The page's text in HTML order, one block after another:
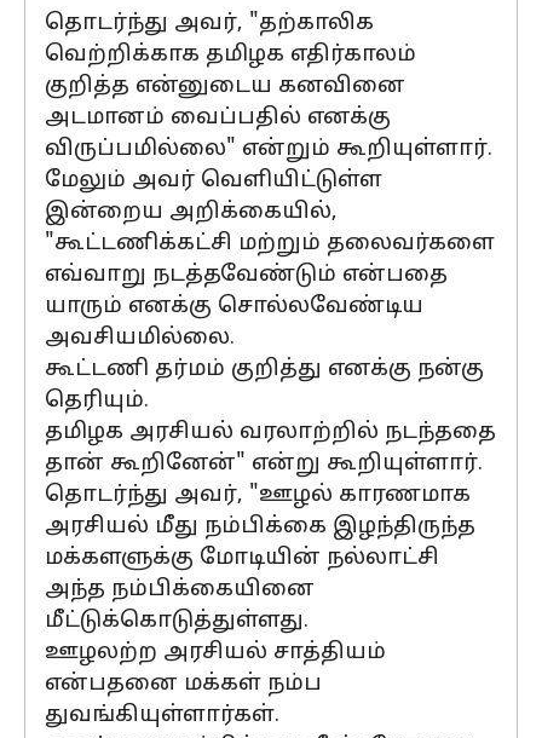
தொடர்ந்து அவர், "தற்காலிக
வெற்றிக்காக தமிழக எதிர்காலம்
குறித்த என்னுடைய கனவினை
அடமானம் வைப்பதில் எனக்கு
விருப்பமில்லை" என்றும் கூறியுள்ளார்.
மேலும் அவர் வெளியிட்டுள்ள
இன்றைய அறிக்கையில்,
"கூட்டணிக்கட்சி மற்றும் தலைவர்களை
எவ்வாறு நடத்தவேண்டும் என்பதை
யாரும் எனக்கு சொல்லவேண்டிய
அவசியமில்லை.
கூட்டணி தர்மம் குறித்து எனக்கு நன்கு
தெரியும்.
தமிழக அரசியல் வரலாற்றில் நடந்ததை
தான் கூறினேன்" என்று கூறியுள்ளார்.
தொடர்ந்து அவர், "ஊழல் காரணமாக
அரசியல் மீது நம்பிக்கை இழந்திருந்த
மக்களளுக்கு மோடியின் நல்லாட்சி
அந்த நம்பிக்கையினை
மீட்டுக்கொடுத்துள்ளது.
ஊழலற்ற அரசியல் சாத்தியம்
என்பதனை மக்கள் நம்ப
துவங்கியுள்ளார்கள்.